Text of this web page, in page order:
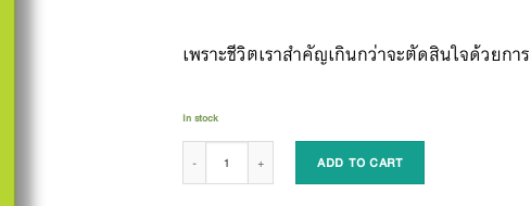
เพราะชีวิตเราสำคัญเกินกว่าจะตัดสินใจด้วยก
In stock
ADD TO CART